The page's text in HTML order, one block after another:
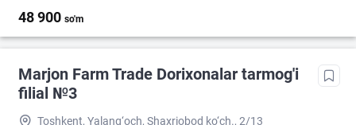
48 900 so'm
Marjon Farm Trade Dorixonalar tarmog'i
filial №3
Toshkent, Yalang‘och, Shaxriobod ko‘ch., 2/13